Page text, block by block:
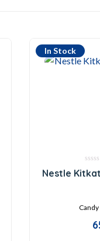
In Stock
0
out
Nestle